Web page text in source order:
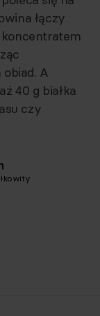
łączy
A
40 g białka
czy